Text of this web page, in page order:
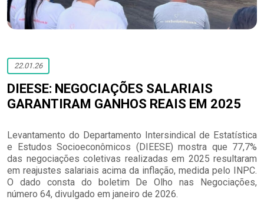
22.01.26
DIEESE: NEGOCIAÇÕES SALARIAIS
GARANTIRAM GANHOS REAIS EM 2025
Levantamento do Departamento Intersindical de Estatística
e Estudos Socioeconômicos (DIEESE) mostra que 77,7%
das negociações coletivas realizadas em 2025 resultaram
em reajustes salariais acima da inflação, medida pelo INPC.
O dado consta do boletim De Olho nas Negociações,
número 64, divulgado em janeiro de 2026.